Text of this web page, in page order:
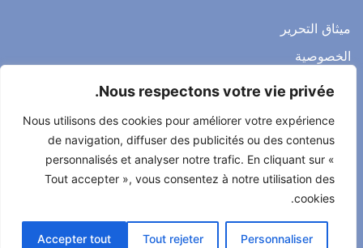
Nous respectons votre vie privée.
Nous utilisons des cookies pour améliorer votre expérience
de navigation, diffuser des publicités ou des contenus
personnalisés et analyser notre trafic. En cliquant sur «
Tout accepter », vous consentez à notre utilisation des
cookies.
Personnaliser
Tout rejeter
Accepter tout
ميثاق التحرير
الخصوصية
الاشعار القانوني
اتصل بنا
جميع الحقوق محفوظة لصحتي حياتي 2022
طور من طرفAlcomnet